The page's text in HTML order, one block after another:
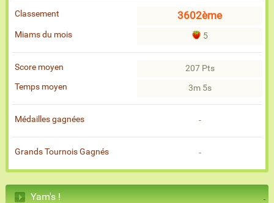
Classement 3602ème
Miams du mois 5
Score moyen
207 Pts
Temps moyen
3m 5s
Médailles gagnées -
Grands Tournois Gagnés -
Yam's !